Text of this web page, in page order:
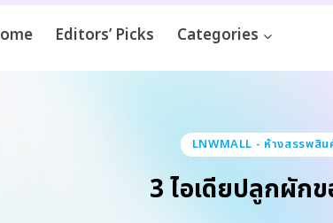
Editors’ Picks Categories
LNWMALL - ห้างสรรพสิน
3 ไอเดียปลูกผัก